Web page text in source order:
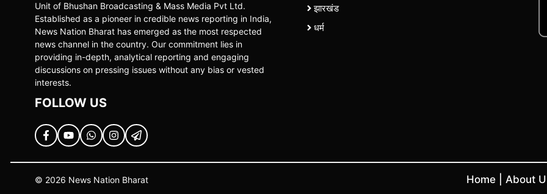
Unit of Bhushan Broadcasting & Mass Media Pvt Ltd.
Established as a pioneer in credible news reporting in India,
News Nation Bharat has emerged as the most respected
news channel in the country. Our commitment lies in
providing in-depth, analytical reporting and engaging
discussions on pressing issues without any bias or vested
interests.
FOLLOW US
झारखंड
धर्म
© 2026 News Nation Bharat Home About